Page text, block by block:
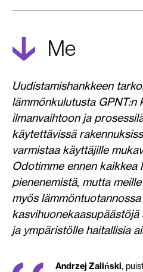
me
Uudistamishankkeen
lämmönkulutusta GPNT:n
ilmanvaihtoon ja
käytettävissä
varmistaa käyttäjille
Odotimme ennen kaikkea
pienenemistä, mutta
myös
ja ympäristölle haitallisia
Andrzej Zaliński,